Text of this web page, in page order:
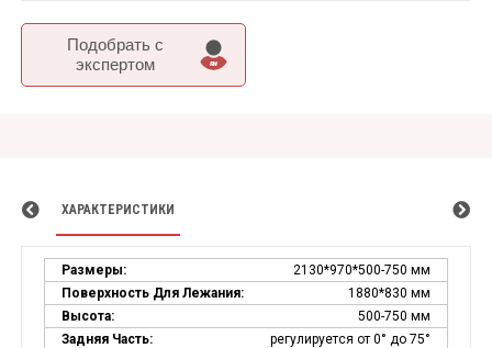
Подобрать c
экспертом
ХАРАКТЕРИСТИКИ
Размеры:
2130*970*500-750 мм
Поверхность Для Лежания:
1880*830 мм
Высота:
500-750 мм
Задняя Часть:
регулируется от 0° до 75°